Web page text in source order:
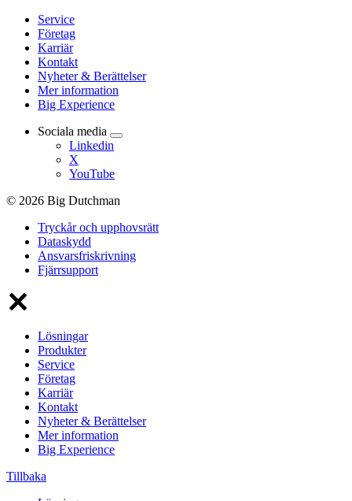
Service
Företag
Karriär
Kontakt
Nyheter & Berättelser
Mer information
Big Experience
Sociala media
Linkedin
X
YouTube
© 2026 Big Dutchman
Tryckår och upphovsrätt
Dataskydd
Ansvarsfriskrivning
Fjärrsupport
Lösningar
Produkter
Service
Företag
Karriär
Kontakt
Nyheter & Berättelser
Mer information
Big Experience
Tillbaka